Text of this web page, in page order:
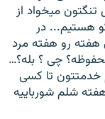
میخواد از
هستیم... در
رو هفته مرد
چی ؟ بله؟…
خدمتتون تا کسی
شلم شورباییه